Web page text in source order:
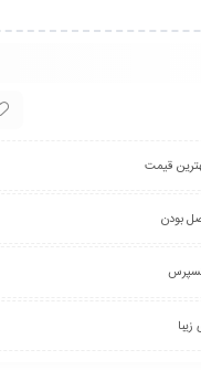
قیمت
بودن